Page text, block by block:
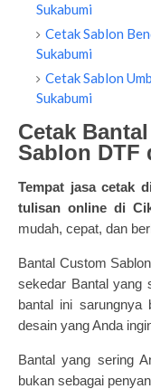
Sukabumi
Cetak Sablon
Sukabumi
Cetak Sablon
Sukabumi
Cetak
Sablon DTF
Tempat jasa cetak
tulisan online di
mudah, cepat, dan
Bantal Custom
sekedar Bantal yang
bantal ini sarungnya
desain yang Anda
Bantal yang sering
bukan sebagai